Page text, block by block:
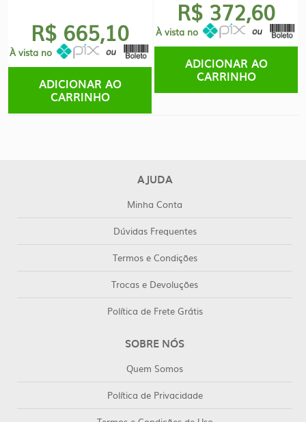
R$739,00.
R$ 665,10
À vista no
ADICIONAR AO
CARRINHO
R$468,00.
R$ 372,60
À vista no
ADICIONAR AO
CARRINHO
AJUDA
Minha Conta
Dúvidas Frequentes
Termos e Condições
Trocas e Devoluções
Política de Frete Grátis
SOBRE NÓS
Quem Somos
Política de Privacidade